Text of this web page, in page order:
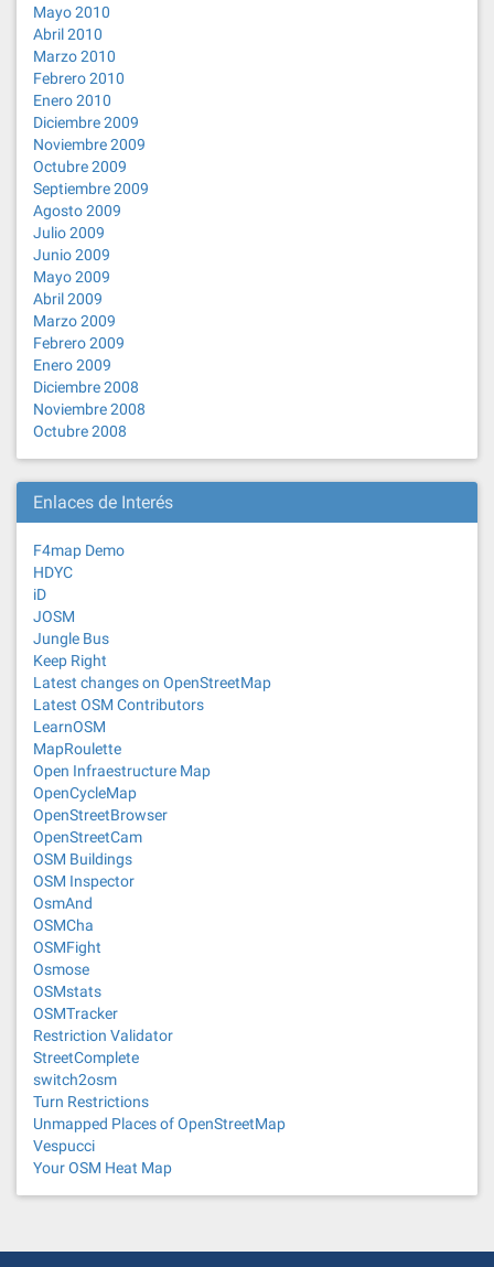
Mayo 2010
Abril 2010
Marzo 2010
Febrero 2010
Enero 2010
Diciembre 2009
Noviembre 2009
Octubre 2009
Septiembre 2009
Agosto 2009
Julio 2009
Junio 2009
Mayo 2009
Abril 2009
Marzo 2009
Febrero 2009
Enero 2009
Diciembre 2008
Noviembre 2008
Octubre 2008
Enlaces de Interés
F4map Demo
HDYC
iD
JOSM
Jungle Bus
Keep Right
Latest changes on OpenStreetMap
Latest OSM Contributors
LearnOSM
MapRoulette
Open Infraestructure Map
OpenCycleMap
OpenStreetBrowser
OpenStreetCam
OSM Buildings
OSM Inspector
OsmAnd
OSMCha
OSMFight
Osmose
OSMstats
OSMTracker
Restriction Validator
StreetComplete
switch2osm
Turn Restrictions
Unmapped Places of OpenStreetMap
Vespucci
Your OSM Heat Map